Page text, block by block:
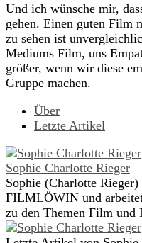
Und ich wünsche mir,
gehen. Einen guten Film
zu sehen ist
Mediums Film, uns
größer, wenn wir diese
Gruppe machen.
Über
Letzte Artikel
Sophie Charlotte Rieger
Sophie (Charlotte
FILMLÖWIN und
zu den Themen Film und